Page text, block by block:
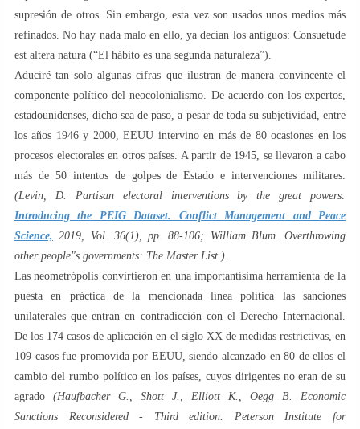
supresión de otros. Sin embargo, esta vez son usados unos medios más
refinados. No hay nada malo en ello, ya decían los antiguos: Consuetude
est altera natura (“El hábito es una segunda naturaleza”).
Aduciré tan solo algunas cifras que ilustran de manera convincente el
componente político del neocolonialismo. De acuerdo con los expertos,
estadounidenses, dicho sea de paso, a pesar de toda su subjetividad, entre
los años 1946 y 2000, EEUU intervino en más de 80 ocasiones en los
procesos electorales en otros países. A partir de 1945, se llevaron a cabo
más de 50 intentos de golpes de Estado e intervenciones militares.
(Levin, D. Partisan electoral interventions by the great powers:
Introducing the PEIG Dataset. Conflict Management and Peace
Science, 2019, Vol. 36(1), pp. 88-106; William Blum. Overthrowing
other people"s governments: The Master List.).
Las neometrópolis convirtieron en una importantísima herramienta de la
puesta en práctica de la mencionada línea política las sanciones
unilaterales que entran en contradicción con el Derecho Internacional.
De los 174 casos de aplicación en el siglo XX de medidas restrictivas, en
109 casos fue promovida por EEUU, siendo alcanzado en 80 de ellos el
cambio del rumbo político en los países, cuyos dirigentes no eran de su
agrado (Haufbacher G., Shott J., Elliott K., Oegg B. Economic
Sanctions Reconsidered - Third edition. Peterson Institute for